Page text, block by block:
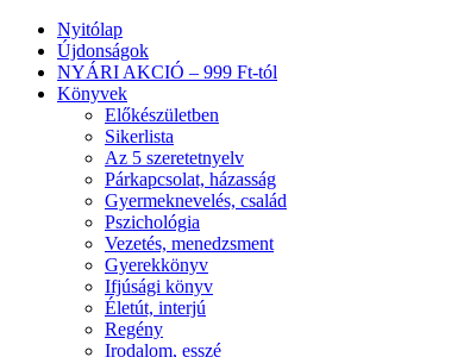
Nyitólap
Újdonságok
NYÁRI AKCIÓ – 999 Ft-tól
Könyvek
Előkészületben
Sikerlista
Az 5 szeretetnyelv
Párkapcsolat, házasság
Gyermeknevelés, család
Pszichológia
Vezetés, menedzsment
Gyerekkönyv
Ifjúsági könyv
Életút, interjú
Regény
Irodalom, esszé